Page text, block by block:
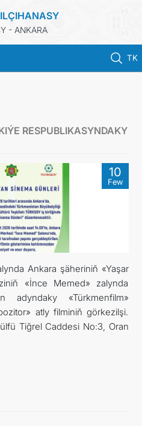
- ANKARA
TK
IŞLEMLERI
ALINIZ
DB
RESPUBLIKASYNDAKY
10
Few
Ankara şäheriniň «Yaşar
«İnce Memed» zalynda
adyndaky «Türkmenfilm»
atly filminiň görkezilşi.
Tiğrel Caddesi No:3, Oran